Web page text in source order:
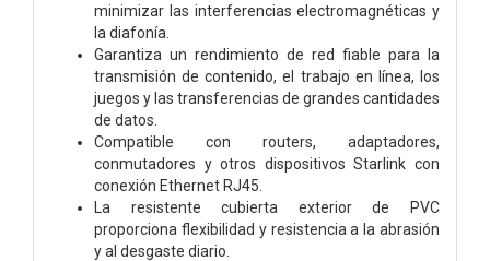
minimizar las interferencias electromagnéticas y
la diafonía.
Garantiza un rendimiento de red fiable para la
transmisión de contenido, el trabajo en línea, los
juegos y las transferencias de grandes cantidades
de datos.
Compatible con routers, adaptadores,
conmutadores y otros dispositivos Starlink con
conexión Ethernet RJ45.
La resistente cubierta exterior de PVC
proporciona flexibilidad y resistencia a la abrasión
y al desgaste diario.